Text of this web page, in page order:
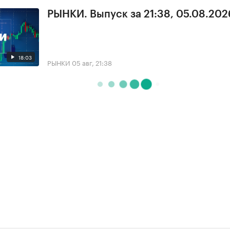
18:03
РЫНКИ. Выпуск за 21:38,
РЫНКИ 05 авг, 21:38